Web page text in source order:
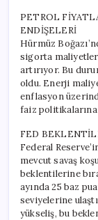
PETROL
ENDİŞELERİ
Hürmüz
sigorta
artırıyor. Bu
oldu. Enerji
enflasyon
faiz
FED
Federal
mevcut savaş
beklentilerine
ayında 25 baz
seviyelerine
yükseliş, bu